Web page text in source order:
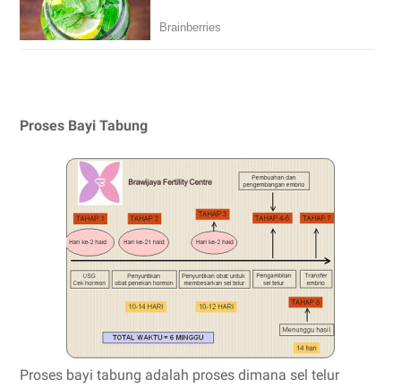
Proses Bayi Tabung
Proses bayi tabung adalah proses dimana sel telur